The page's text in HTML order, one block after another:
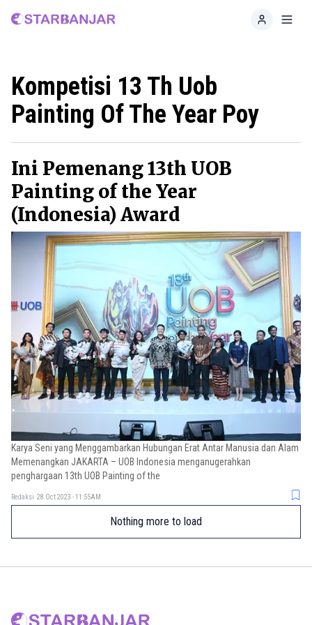
Home
Kompetisi 13 Th Uob
Painting Of The Year Poy
Ini Pemenang 13th UOB
Painting of the Year
(Indonesia) Award
Karya Seni yang Menggambarkan Hubungan Erat Antar Manusia dan Alam
Memenangkan JAKARTA – UOB Indonesia menganugerahkan
penghargaan 13th UOB Painting of the
Redaksi 28 Oct 2023 - 11:55AM
Nothing more to load